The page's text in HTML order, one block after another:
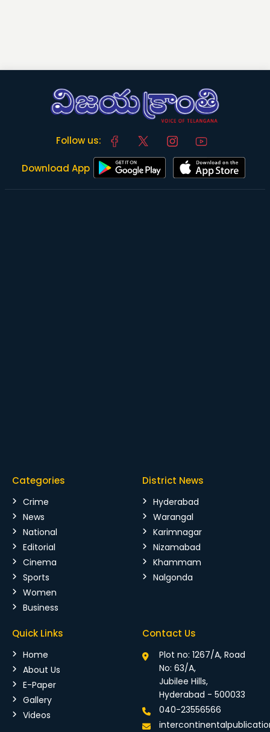
Follow us:
Download App
Categories
Crime
News
National
Editorial
Cinema
Sports
Women
Business
District News
Hyderabad
Warangal
Karimnagar
Nizamabad
Khammam
Nalgonda
Quick Links
Home
About Us
E-Paper
Gallery
Videos
Contact Us
Plot no: 1267/A, Road
No: 63/A,
Jubilee Hills,
Hyderabad - 500033
040-23556566